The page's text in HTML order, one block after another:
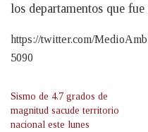
los departamentos que
https://twitter.com/
5090
Sismo de 4.7 grados de
magnitud sacude territorio
nacional este lunes